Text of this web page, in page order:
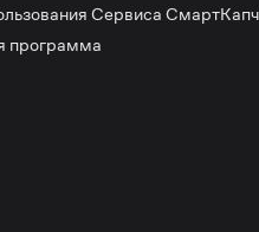
Сервиса
программа